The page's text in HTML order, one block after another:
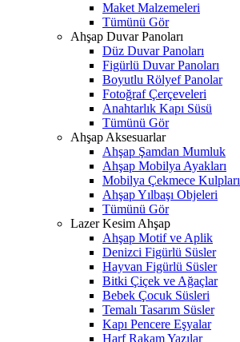
Maket Malzemeleri
Tümünü Gör
Ahşap Duvar Panoları
Düz Duvar Panoları
Figürlü Duvar Panoları
Boyutlu Rölyef Panolar
Fotoğraf Çerçeveleri
Anahtarlık Kapı Süsü
Tümünü Gör
Ahşap Aksesuarlar
Ahşap Şamdan Mumluk
Ahşap Mobilya Ayakları
Mobilya Çekmece Kulpları
Ahşap Yılbaşı Objeleri
Tümünü Gör
Lazer Kesim Ahşap
Ahşap Motif ve Aplik
Denizci Figürlü Süsler
Hayvan Figürlü Süsler
Bitki Çiçek ve Ağaçlar
Bebek Çocuk Süsleri
Temalı Tasarım Süsler
Kapı Pencere Eşyalar
Harf Rakam Yazılar